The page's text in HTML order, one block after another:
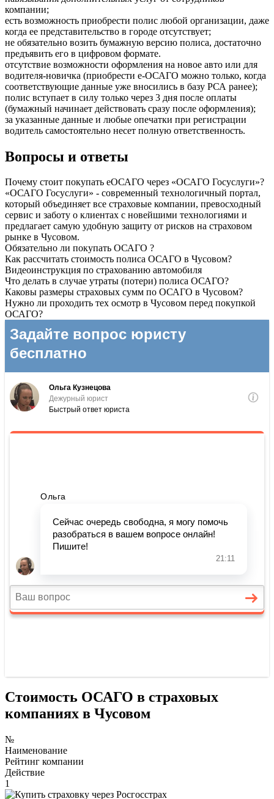
компании;
есть возможность приобрести полис любой организации, даже
когда ее представительство в городе отсутствует;
не обязательно возить бумажную версию полиса, достаточно
предъявить его в цифровом формате.
отсутствие возможности оформления на новое авто или для
водителя-новичка (приобрести e-ОСАГО можно только, когда
соответствующие данные уже вносились в базу РСА ранее);
полис вступает в силу только через 3 дня после оплаты
(бумажный начинает действовать сразу после оформления);
за указанные данные и любые опечатки при регистрации
водитель самостоятельно несет полную ответственность.
Вопросы и ответы
Почему стоит покупать еОСАГО через «ОСАГО Госуслуги»?
«ОСАГО Госуслуги» - современный технологичный портал,
который объединяет все страховые компании, превосходный
сервис и заботу о клиентах с новейшими технологиями и
предлагает самую удобную защиту от рисков на страховом
рынке в Чусовом.
Обязательно ли покупать ОСАГО ?
Как рассчитать стоимость полиса ОСАГО в Чусовом?
Видеоинструкция по страхованию автомобиля
Что делать в случае утраты (потери) полиса ОСАГО?
Каковы размеры страховых сумм по ОСАГО в Чусовом?
Нужно ли проходить тех осмотр в Чусовом перед покупкой
ОСАГО?
Стоимость ОСАГО в страховых
компаниях в Чусовом
№
Наименование
Рейтинг компании
Действие
1